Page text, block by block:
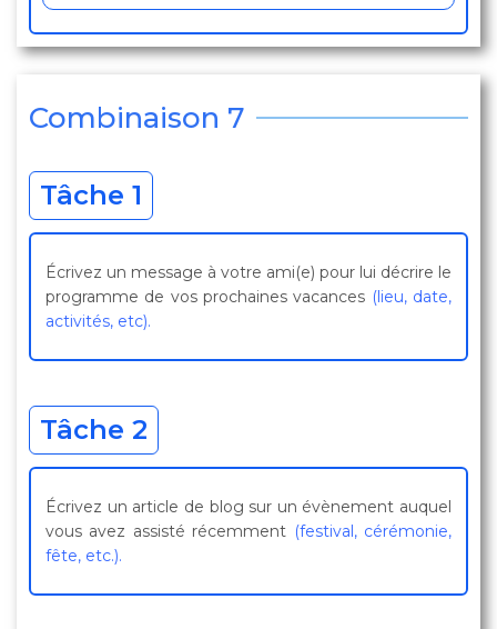
Combinaison 7
Tâche 1
Écrivez un message à votre ami(e) pour lui décrire le
programme de vos prochaines vacances (lieu, date,
activités, etc).
Tâche 2
Écrivez un article de blog sur un évènement auquel
vous avez assisté récemment (festival, cérémonie,
fête, etc.).